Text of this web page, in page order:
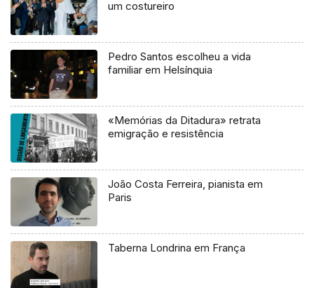
um costureiro
Pedro Santos escolheu a vida
familiar em Helsínquia
«Memórias da Ditadura» retrata
emigração e resistência
João Costa Ferreira, pianista em
Paris
Taberna Londrina em França